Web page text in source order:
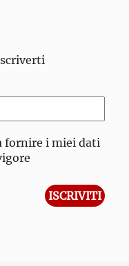
fornire i miei dati